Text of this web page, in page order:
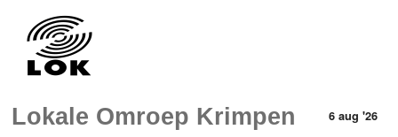
Lokale Omroep Krimpen 6 aug '26